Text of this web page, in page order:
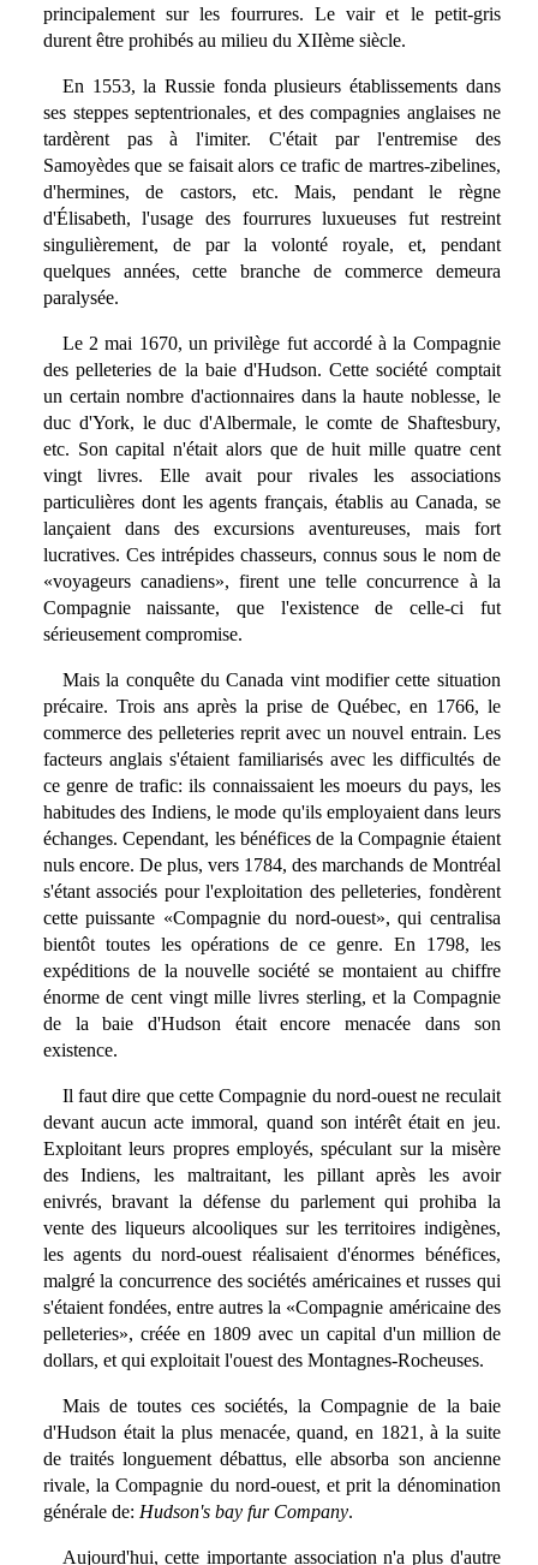
principalement sur les fourrures. Le vair et le petit-gris
durent être prohibés au milieu du XIIème siècle.
En 1553, la Russie fonda plusieurs établissements dans
ses steppes septentrionales, et des compagnies anglaises ne
tardèrent pas à l'imiter. C'était par l'entremise des
Samoyèdes que se faisait alors ce trafic de martres-zibelines,
d'hermines, de castors, etc. Mais, pendant le règne
d'Élisabeth, l'usage des fourrures luxueuses fut restreint
singulièrement, de par la volonté royale, et, pendant
quelques années, cette branche de commerce demeura
paralysée.
Le 2 mai 1670, un privilège fut accordé à la Compagnie
des pelleteries de la baie d'Hudson. Cette société comptait
un certain nombre d'actionnaires dans la haute noblesse, le
duc d'York, le duc d'Albermale, le comte de Shaftesbury,
etc. Son capital n'était alors que de huit mille quatre cent
vingt livres. Elle avait pour rivales les associations
particulières dont les agents français, établis au Canada, se
lançaient dans des excursions aventureuses, mais fort
lucratives. Ces intrépides chasseurs, connus sous le nom de
«voyageurs canadiens», firent une telle concurrence à la
Compagnie naissante, que l'existence de celle-ci fut
sérieusement compromise.
Mais la conquête du Canada vint modifier cette situation
précaire. Trois ans après la prise de Québec, en 1766, le
commerce des pelleteries reprit avec un nouvel entrain. Les
facteurs anglais s'étaient familiarisés avec les difficultés de
ce genre de trafic: ils connaissaient les moeurs du pays, les
habitudes des Indiens, le mode qu'ils employaient dans leurs
échanges. Cependant, les bénéfices de la Compagnie étaient
nuls encore. De plus, vers 1784, des marchands de Montréal
s'étant associés pour l'exploitation des pelleteries, fondèrent
cette puissante «Compagnie du nord-ouest», qui centralisa
bientôt toutes les opérations de ce genre. En 1798, les
expéditions de la nouvelle société se montaient au chiffre
énorme de cent vingt mille livres sterling, et la Compagnie
de la baie d'Hudson était encore menacée dans son
existence.
Il faut dire que cette Compagnie du nord-ouest ne reculait
devant aucun acte immoral, quand son intérêt était en jeu.
Exploitant leurs propres employés, spéculant sur la misère
des Indiens, les maltraitant, les pillant après les avoir
enivrés, bravant la défense du parlement qui prohiba la
vente des liqueurs alcooliques sur les territoires indigènes,
les agents du nord-ouest réalisaient d'énormes bénéfices,
malgré la concurrence des sociétés américaines et russes qui
s'étaient fondées, entre autres la «Compagnie américaine des
pelleteries», créée en 1809 avec un capital d'un million de
dollars, et qui exploitait l'ouest des Montagnes-Rocheuses.
Mais de toutes ces sociétés, la Compagnie de la baie
d'Hudson était la plus menacée, quand, en 1821, à la suite
de traités longuement débattus, elle absorba son ancienne
rivale, la Compagnie du nord-ouest, et prit la dénomination
générale de: Hudson's bay fur Company.
Aujourd'hui, cette importante association n'a plus d'autre